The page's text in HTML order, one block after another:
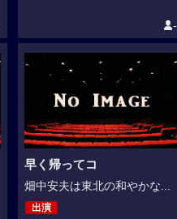
-
早く帰ってコ
畑中安夫は東北の和やかな...
出演